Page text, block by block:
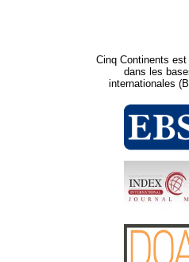
Cinq Continents
dans les
internationales